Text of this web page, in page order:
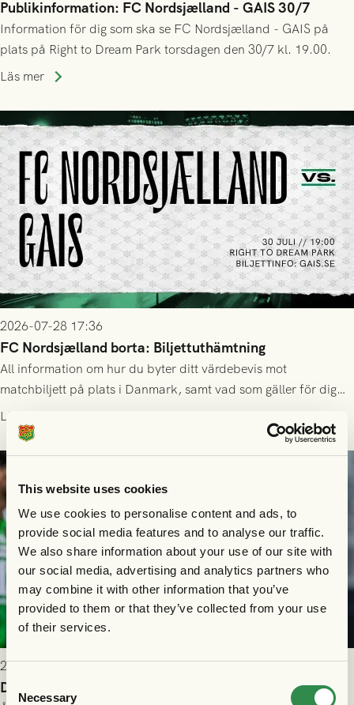
This website uses cookies
We use cookies to personalise content and ads, to
provide social media features and to analyse our traffic.
We also share information about your use of our site with
our social media, advertising and analytics partners who
may combine it with other information that you’ve
provided to them or that they’ve collected from your use
of their services.
Consent
Selection
Necessary
Publikinformation: FC Nordsjælland - GAIS 30/7
Information för dig som ska se FC Nordsjælland - GAIS på
plats på Right to Dream Park torsdagen den 30/7 kl. 19.00.
Läs mer
2026-07-28 17:36
FC Nordsjælland borta: Biljettuthämtning
All information om hur du byter ditt värdebevis mot
matchbiljett på plats i Danmark, samt vad som gäller för dig
som står på reservlista eller fått förhinder.
Läs mer
2026-07-26 21:00
Delad poäng mot Halmstads BK